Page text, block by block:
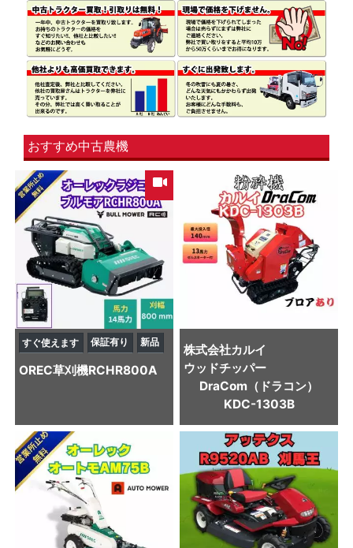
おすすめ中古農機
すぐ使えます 保証有り 新品
OREC草刈機RCHR800A
株式会社カルイ
ウッドチッパー
DraCom（ドラコン）
KDC-1303B